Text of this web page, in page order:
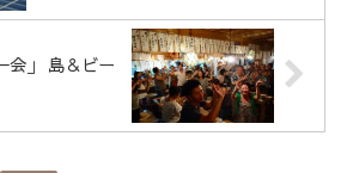
会」 島＆ビー